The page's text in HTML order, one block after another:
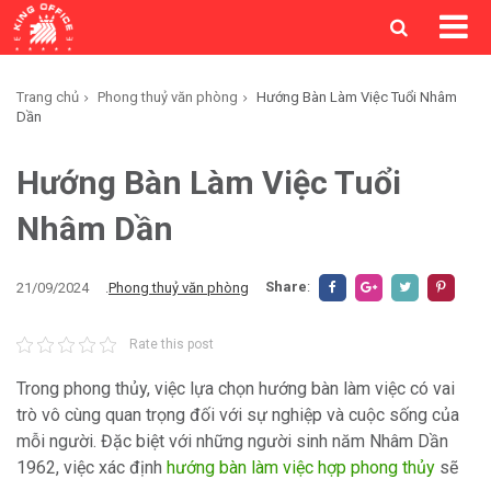
Trang chủ Phong thuỷ văn phòng
Hướng Bàn Làm Việc Tuổi Nhâm
Dần
Hướng Bàn Làm Việc Tuổi
Nhâm Dần
21/09/2024 Phong thuỷ văn phòng Share:
Rate this post
Trong phong thủy, việc lựa chọn hướng bàn làm việc có vai
trò vô cùng quan trọng đối với sự nghiệp và cuộc sống của
mỗi người. Đặc biệt với những người sinh năm Nhâm Dần
1962, việc xác định hướng bàn làm việc hợp phong thủy sẽ